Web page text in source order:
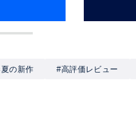
の新作 #高評価レビュー